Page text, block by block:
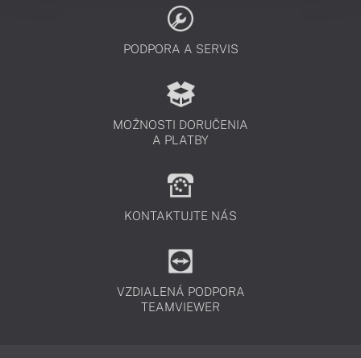
PODPORA A SERVIS
MOŽNOSTI DORUČENIA
A PLATBY
KONTAKTUJTE NÁS
VZDIALENÁ PODPORA
TEAMVIEWER